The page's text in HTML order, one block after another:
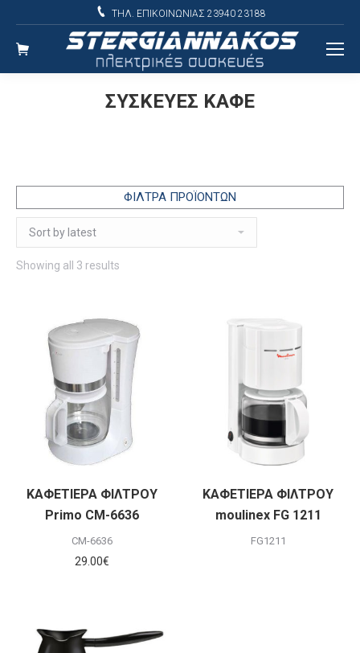
ΤΗΛ. ΕΠΙΚΟΙΝΩΝΙΑΣ 23940 23188
ΣΥΣΚΕΥΕΣ ΚΑΦΕ
ΦΙΛΤΡΑ ΠΡΟΪΟΝΤΩΝ
Showing all 3 results
ΚΑΦΕΤΙΕΡΑ ΦΙΛΤΡΟΥ
Primo CM-6636
CM-6636
29.00€
ΚΑΦΕΤΙΕΡΑ ΦΙΛΤΡΟΥ
moulinex FG 1211
FG1211